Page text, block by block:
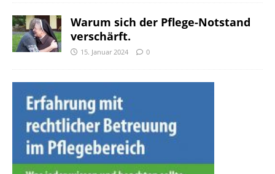
Warum sich der Pflege-Notstand
verschärft.
15. Januar 2024 0